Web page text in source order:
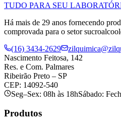
TUDO PARA SEU
Há mais de 29 anos fornecendo
comprovada para o setor
(16) 3434-2629
Nascimento Feitosa, 142
Res. e Com. Palmares
Ribeirão Preto – SP
CEP: 14092-540
Seg–Sex: 08h às 18hSábado:
Produtos